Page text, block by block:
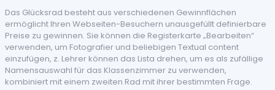
Das Glücksrad besteht aus verschiedenen Gewinnflächen
ermöglicht Ihren Webseiten-Besuchern unausgefüllt definierbare
Preise zu gewinnen. Sie können die Registerkarte „Bearbeiten“
verwenden, um Fotografier und beliebigen Textual content
einzufügen, z. Lehrer können das Lista drehen, um es als zufällige
Namensauswahl für das Klassenzimmer zu verwenden,
kombiniert mit einem zweiten Rad mit ihrer bestimmten Frage.